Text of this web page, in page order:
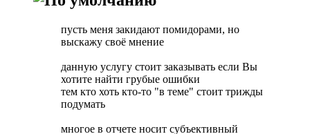
пусть меня закидают помидорами, но
выскажу своё мнение
данную услугу стоит заказывать если Вы
хотите найти грубые ошибки
тем кто хоть кто-то "в теме" стоит трижды
подумать
многое в отчете носит субъективный